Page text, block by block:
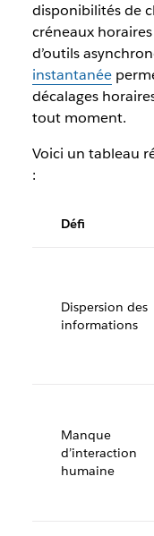
disponibilités de
créneaux
d’outils
instantanée
décalages
tout moment.
Voici un tableau
:
Défi
Dispersion des
informations
Manque
d’interaction
humaine